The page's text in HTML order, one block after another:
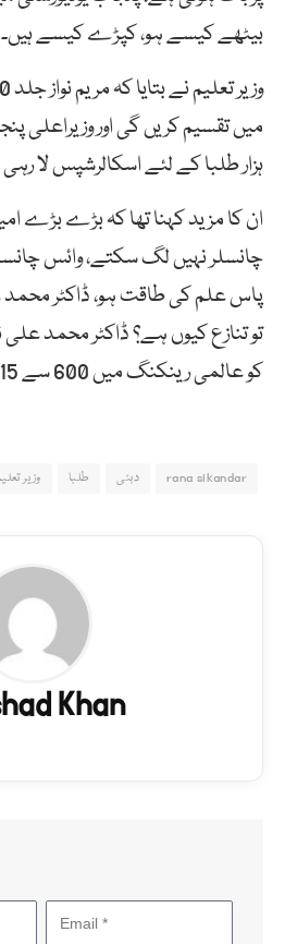
بیٹھے کیسے ہو، کپڑے کیسے ہیں۔
ہزار طلبا کے لئے اسکالرشپس لا رہی
ان کا مزید کہنا تھا کہ بڑے بڑے
چانسلر نہیں لگ سکتے، وائس
پاس علم کی طاقت ہو، ڈاکٹر محمد
تو تنازع کیوں ہے؟ ڈاکٹر محمد علی
کو عالمی رینکنگ میں 600 سے 315ویں نمبر پر پہنچایا ہے۔
rana sikandar دبئی طلبا وزیر
Khan